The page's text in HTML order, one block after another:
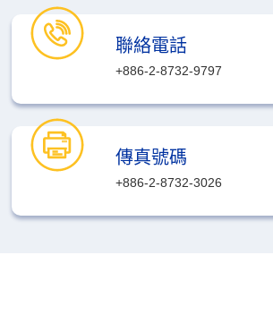
聯絡電話
+886-2-8732-9797
傳真號碼
+886-2-8732-3026